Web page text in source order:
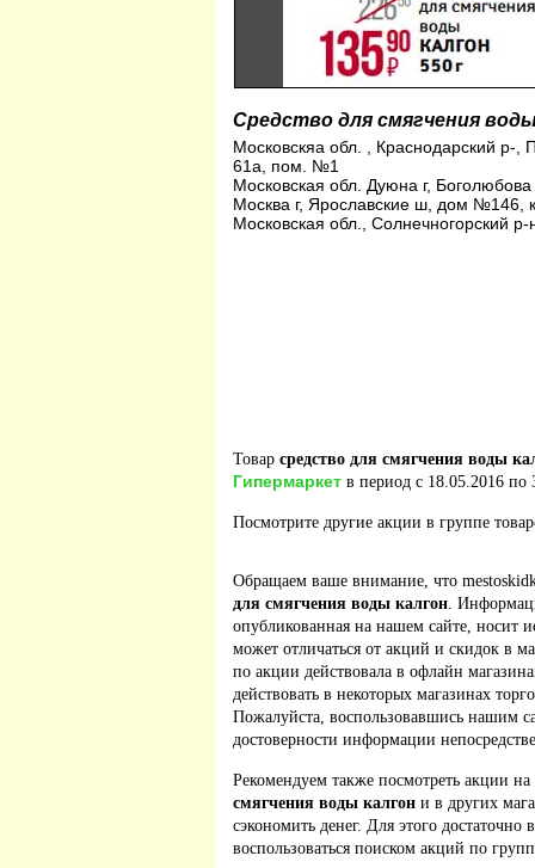
Средство для смягчения
Московскяа обл. , Краснодарский
61а, пом. №1
Московская обл. Дуюна г,
Москва г, Ярославские ш, дом №146,
Московская обл., Солнечногорский
Товар средство для смягчения воды
Гипермаркет в период с 18.05.2016 по
Посмотрите другие акции в группе
Обращаем ваше внимание, что
для смягчения воды калгон.
опубликованная на нашем сайте, носит
может отличаться от акций и скидок в
по акции действовала в офлайн
действовать в некоторых магазинах
Пожалуйста, воспользовавшись нашим
достоверности информации
Рекомендуем также посмотреть акции
смягчения воды калгон и в других
сэкономить денег. Для этого
воспользоваться поиском акций по